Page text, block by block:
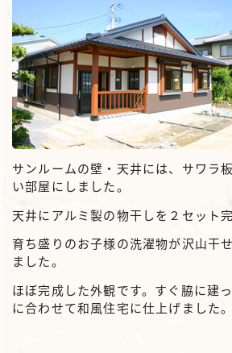
サンルームの壁・天井には、サワラ
い部屋にしました。
天井にアルミ製の物干しを２セット
育ち盛りのお子様の洗濯物が沢山干
ました。
ほぼ完成した外観です。すぐ脇に建
に合わせて和風住宅に仕上げました。